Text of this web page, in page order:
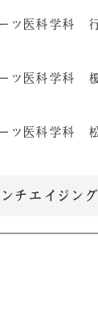
ツ医科学科
ツ医科学科
ツ医科学科
チエイジン